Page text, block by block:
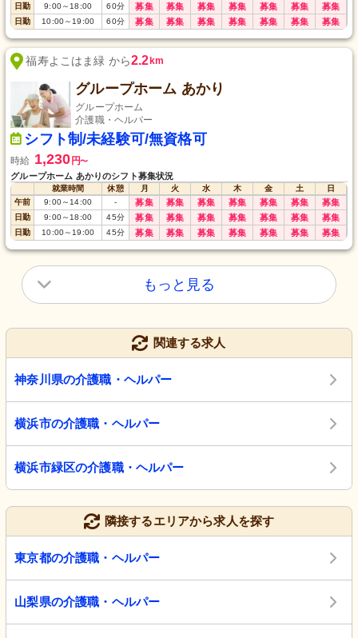
日勤 9:00～ 18:00 60分 募集 募集 募集 募集 募集 募集 募集
日勤 10:00～ 19:00 60分 募集 募集 募集 募集 募集 募集 募集
福寿よこはま緑 から2.2 km
グループホーム あかり
グループホーム
介護職・ヘルパー
シフト制/未経験可/無資格可
時給 1,230 円〜
グループホーム あかりのシフト募集状況
就業時間 休憩 月 火 水 木 金 土
日
午前
9:00～ 14:00 - 募集 募集 募集 募集 募集 募集 募集
日勤 9:00～ 18:00 45分 募集 募集 募集 募集 募集 募集 募集
日勤 10:00～ 19:00 45分 募集 募集 募集 募集 募集 募集 募集
もっと見る
関連する求人
神奈川県の介護職・ヘルパー
横浜市の介護職・ヘルパー
横浜市緑区の介護職・ヘルパー
隣接するエリアから求人を探す
東京都の介護職・ヘルパー
山梨県の介護職・ヘルパー